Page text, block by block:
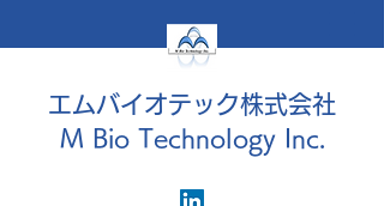
エムバイオテック株式会社
M Bio Technology Inc.